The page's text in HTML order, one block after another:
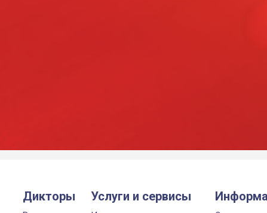
Дикторы Услуги и сервисы